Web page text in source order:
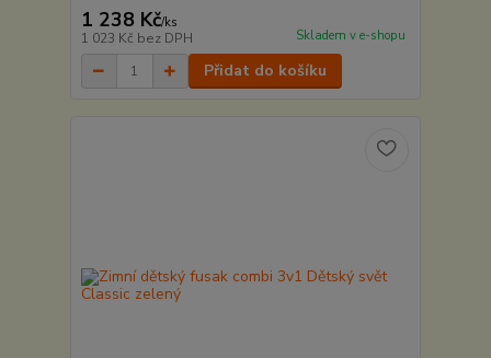
1 238 Kč/ks
1 023 Kč bez DPH Skladem v e-shopu
Přidat do košíku